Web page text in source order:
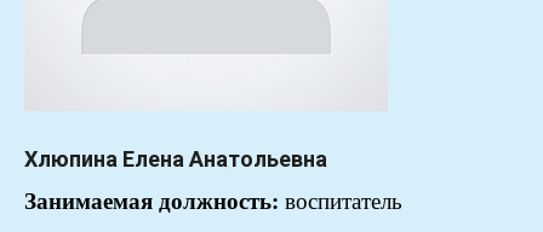
Хлюпина Елена Анатольевна
Занимаемая должность: воспитатель